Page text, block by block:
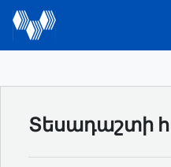
Տեսադաշտի